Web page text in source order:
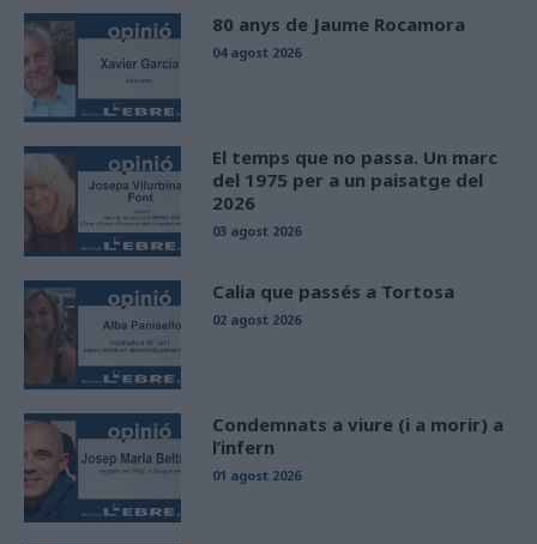
80 anys de Jaume Rocamora
04 agost 2026
El temps que no passa. Un marc
del 1975 per a un paisatge del
2026
03 agost 2026
Calia que passés a Tortosa
02 agost 2026
Condemnats a viure (i a morir) a
l’infern
01 agost 2026